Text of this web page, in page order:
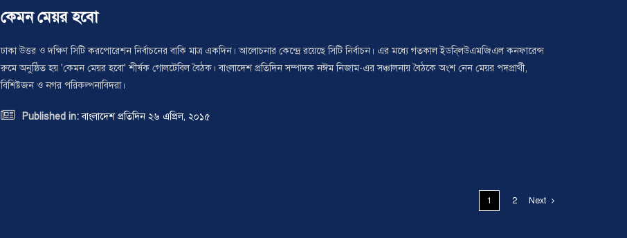
কেমন মেয়র হবো
ঢাকা উত্তর ও দক্ষিণ সিটি করপোরেশন নির্বাচনের বাকি মাত্র একদিন। আলোচনার কেন্দ্রে রয়েছে সিটি নির্বাচন। এর মধ্যে গতকাল ইডবি্লউএমজিএল কনফারেন্স
রুমে অনুষ্ঠিত হয় 'কেমন মেয়র হবো' শীর্ষক গোলটেবিল বৈঠক। বাংলাদেশ প্রতিদিন সম্পাদক নঈম নিজাম-এর সঞ্চালনায় বৈঠকে অংশ নেন মেয়র পদপ্রার্থী,
বিশিষ্টজন ও নগর পরিকল্পনাবিদরা।
 Published in: বাংলাদেশ প্রতিদিন ২৬ এপ্রিল, ২০১৫
1 2 Next